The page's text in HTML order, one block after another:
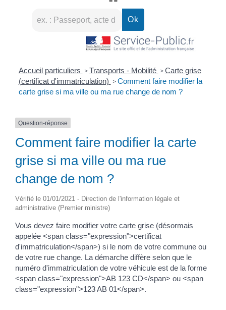
Accueil particuliers > Transports - Mobilité > Carte grise
(certificat d'immatriculation) > Comment faire modifier la
carte grise si ma ville ou ma rue change de nom ?
Question-réponse
Comment faire modifier la carte
grise si ma ville ou ma rue
change de nom ?
Vérifié le 01/01/2021 - Direction de l'information légale et
administrative (Premier ministre)
Vous devez faire modifier votre carte grise (désormais
appelée <span class="expression">certificat
d'immatriculation</span>) si le nom de votre commune ou
de votre rue change. La démarche diffère selon que le
numéro d'immatriculation de votre véhicule est de la forme
<span class="expression">AB 123 CD</span> ou <span
class="expression">123 AB 01</span>.